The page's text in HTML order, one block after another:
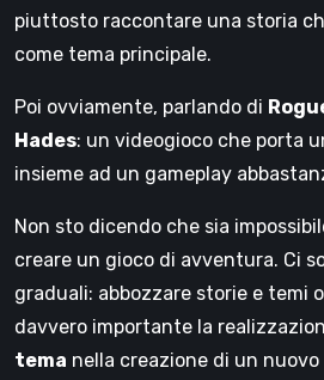
piuttosto raccontare una storia
come tema principale.
Poi ovviamente, parlando di
Hades: un videogioco che porta
insieme ad un gameplay
Non sto dicendo che sia
creare un gioco di avventura. Ci
graduali: abbozzare storie e temi
davvero importante la
tema nella creazione di un